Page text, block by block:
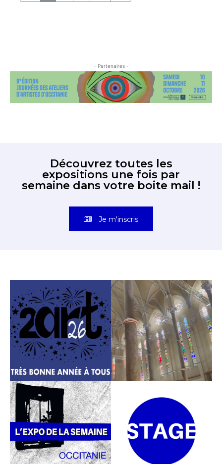
- Partenaires -
Découvrez toutes les
expositions une fois par
semaine dans votre boite mail !
Je m'inscris